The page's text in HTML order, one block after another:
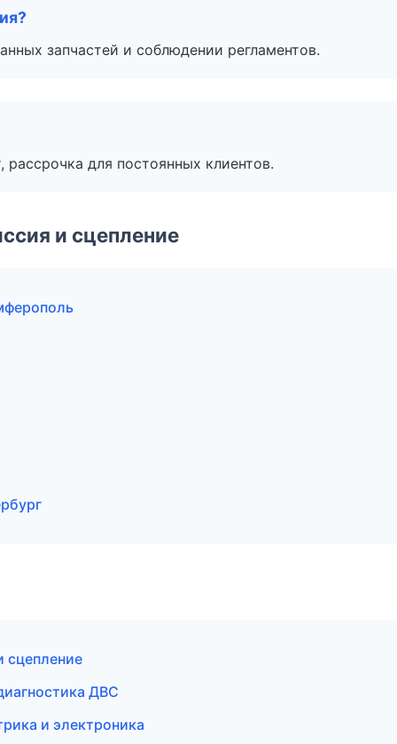
запчастей и соблюдении регламентов.
для постоянных клиентов.
и сцепление
сцепление
ДВС
и электроника